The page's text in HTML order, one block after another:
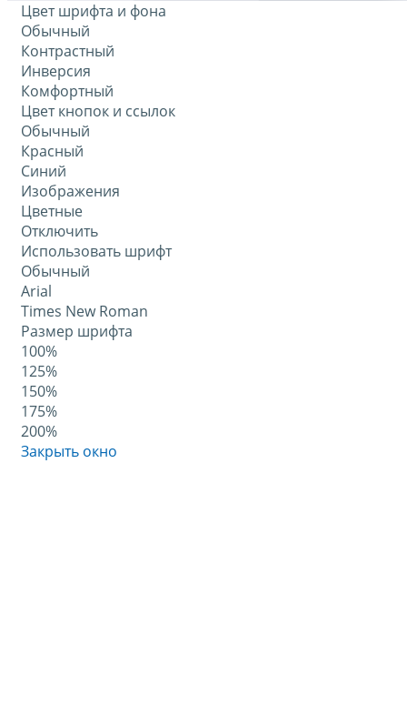
Цвет шрифта и фона
Обычный
Контрастный
Инверсия
Комфортный
Цвет кнопок и ссылок
Обычный
Красный
Синий
Изображения
Цветные
Отключить
Использовать шрифт
Обычный
Arial
Times New Roman
Размер шрифта
100%
125%
150%
175%
200%
Закрыть окно